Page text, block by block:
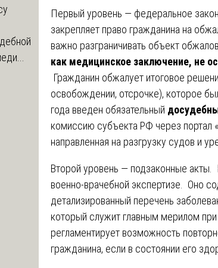
Первый уровень — федеральное
закрепляет право гражданина на
важно разграничивать объект
как медицинское заключение, не
Гражданин обжалует итоговое
освобождении, отсрочке), которое
года введен обязательный
комиссию субъекта РФ через портал
направленная на разгрузку судов и
Второй уровень — подзаконные
военно-врачебной экспертизе. Оно
детализированный перечень
который служит главным мерилом
регламентирует возможность
гражданина, если в состоянии его